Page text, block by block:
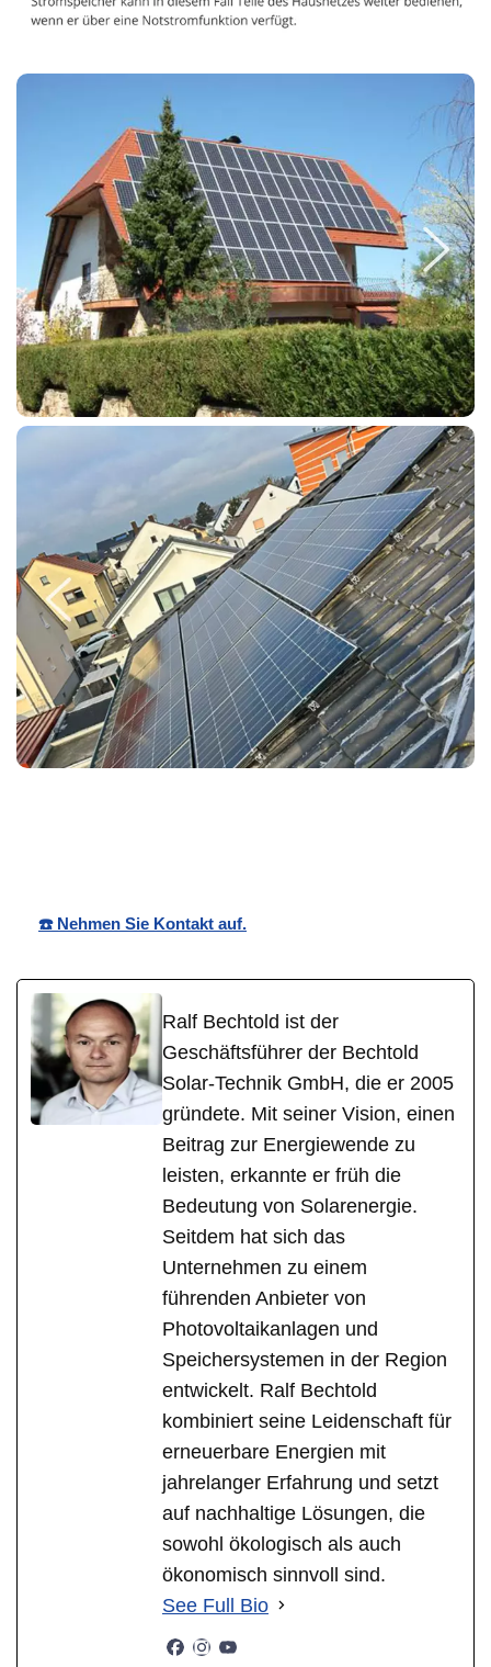
☎️ Nehmen Sie Kontakt auf.
Ralf Bechtold ist der
Geschäftsführer der Bechtold
Solar-Technik GmbH, die er 2005
gründete. Mit seiner Vision, einen
Beitrag zur Energiewende zu
leisten, erkannte er früh die
Bedeutung von Solarenergie.
Seitdem hat sich das
Unternehmen zu einem
führenden Anbieter von
Photovoltaikanlagen und
Speichersystemen in der Region
entwickelt. Ralf Bechtold
kombiniert seine Leidenschaft für
erneuerbare Energien mit
jahrelanger Erfahrung und setzt
auf nachhaltige Lösungen, die
sowohl ökologisch als auch
ökonomisch sinnvoll sind.
See Full Bio